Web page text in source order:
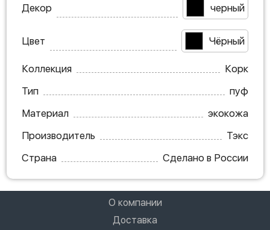
Декор черный
Цвет Чёрный
Коллекция
Корк
Тип
пуф
Материал
экокожа
Производитель
Тэкс
Страна
Сделано в России
О компании
Доставка